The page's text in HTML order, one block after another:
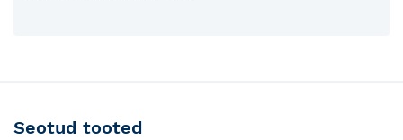
Seotud tooted